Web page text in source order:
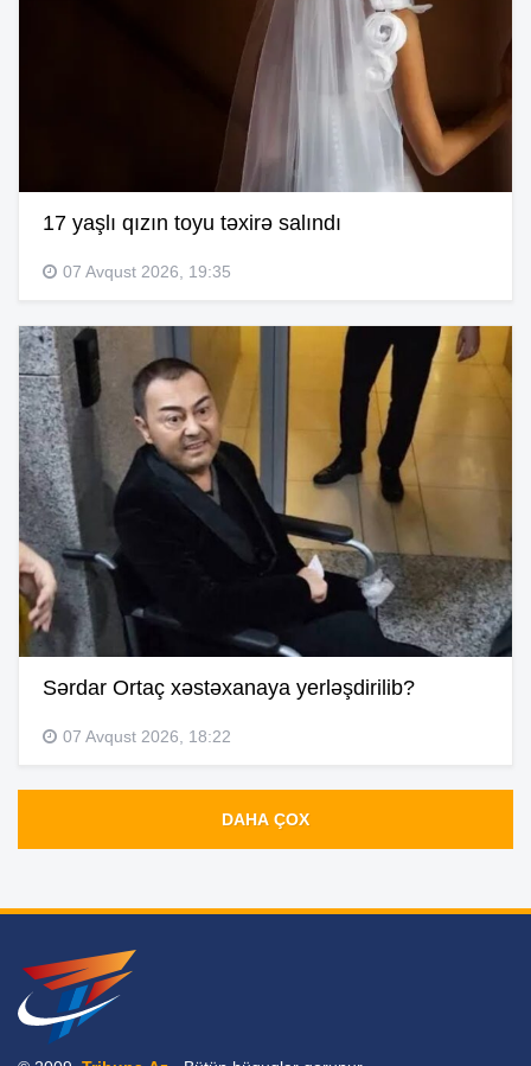
17 yaşlı qızın toyu təxirə salındı
07 Avqust 2026, 19:35
Sərdar Ortaç xəstəxanaya yerləşdirilib?
07 Avqust 2026, 18:22
DAHA ÇOX